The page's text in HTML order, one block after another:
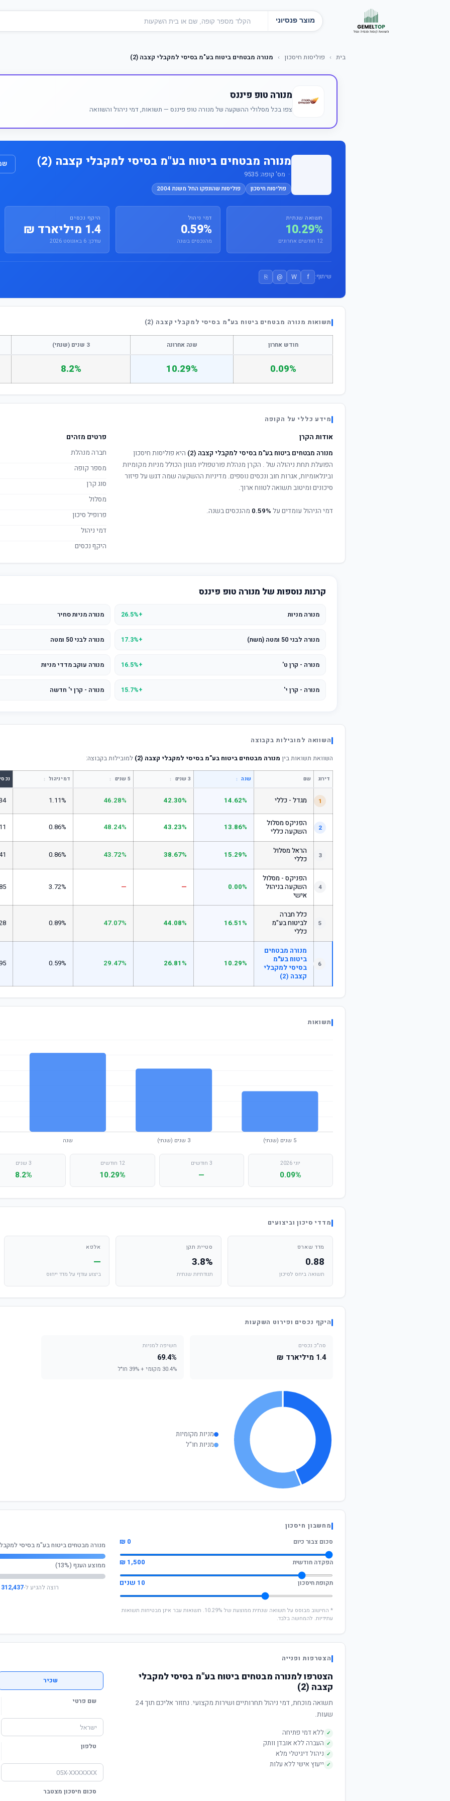
מוצר פנסיוני
בית › פוליסות חיסכון › מנורה מבטחים ביטוח בע"מ בסיסי למקבלי קצבה (2)
מנורה טופ פיננס
צפו בכל מסלולי ההשקעה של מנורה טופ פיננס — תשואות, דמי ניהול והשוואה
מנורה מבטחים ביטוח בע"מ בסיסי למקבלי קצבה (2)
· מס' קופה: 9535
פוליסות חיסכון פוליסות שהונפקו החל משנת 2004
תשואה שנתית
10.29%
12 חודשים אחרונים
דמי ניהול
0.59%
מהנכסים בשנה
היקף נכסים
1.4 מיליארד ₪
עודכן: 6 באוגוסט 2026
שיתוף: f
W
@
⎘
תשואות מנורה מבטחים ביטוח בע"מ בסיסי למקבלי קצבה (2)
חודש אחרון שנה אחרונה 3 שנים (שנתי)
0.09%
10.29%
8.2%
מידע כללי על הקופה
אודות הקרן
מנורה מבטחים ביטוח בע"מ בסיסי למקבלי קצבה (2)
היא פוליסות חיסכון
הפועלת תחת ניהולה של . הקרן מנהלת פורטפוליו מגוון הכולל מניות מקומיות
ובינלאומיות, אגרות חוב ונכסים נוספים. מדיניות ההשקעה שמה דגש על פיזור
סיכונים ומיטוב תשואה לטווח ארוך.
דמי הניהול עומדים על 0.59% מהנכסים בשנה.
פרטים מזהים
חברה מנהלת
מספר קופה
סוג קרן
מסלול
פרופיל סיכון
דמי ניהול
היקף נכסים
קרנות נוספות של מנורה טופ פיננס
מנורה מניות +26.5% מנורה מניות סחיר
מנורה לבני 50 ומטה (משת) +17.3% מנורה לבני 50 ומטה
מנורה - קרן ט' +16.5% מנורה עוקב מדדי מניות
מנורה - קרן י' +15.7% מנורה - קרן י' חדשה
השוואה למובילות בקבוצה
השוואת תשואות בין מנורה מבטחים ביטוח בע"מ בסיסי למקבלי קצבה (2) למובילות בקבוצה:
דירוג שם שנה ↕ 3 שנים ↕ 5 שנים ↕ דמי ניהול ↕
1 מגדל - כללי 14.62%
42.30%
46.28%
1.11%
2
הפניקס מסלול
השקעה כללי
13.86%
43.23%
48.24%
0.86%
3
הראל מסלול
כללי
15.29%
38.67%
43.72%
0.86%
4
הפניקס - מסלול
השקעה בניהול
אישי
0.00%
—
—
3.72%
5
כלל חברה
לביטוח בע"מ
כללי
16.51%
44.08%
47.07%
0.89%
6
מנורה מבטחים
ביטוח בע"מ
בסיסי למקבלי
קצבה (2)
10.29%
26.81%
29.47%
0.59%
תשואות
יוני 2026
0.09%
3 חודשים
—
12 חודשים
10.29%
3 שנים
8.2%
מדדי סיכון וביצועים
מדד שארפ
0.88
תשואה ביחס לסיכון
סטיית תקן
3.8%
תנודתיות שנתית
אלפא
—
ביצוע עודף על מדד ייחוס
היקף נכסים ופירוט השקעות
סה"כ נכסים
1.4 מיליארד ₪
חשיפה למניות
69.4%
30.4% מקומי + 39% חו"ל
מניות מקומיות
מניות חו"ל
מחשבון חיסכון
סכום צבור כיום
0 ₪
הפקדה חודשית 1,500 ₪
תקופת חיסכון 10 שנים
* החישוב מבוסס על תשואה שנתית ממוצעת של 10.29%. תשואות עבר אינן מבטיחות תשואות
עתידיות. להמחשה בלבד.
מנורה מבטחים ביטוח בע"מ בסיסי
ממוצע הענף (13%)
רוצה להגיע ל-312,437 ₪
הצטרפות ופנייה
הצטרפו למנורה מבטחים ביטוח בע"מ בסיסי למקבלי
קצבה (2)
תשואה מוכחת, דמי ניהול תחרותיים ושירות מקצועי. נחזור אליכם תוך 24
שעות.
✓ ללא דמי פתיחה
✓ העברה ללא אובדן וותק
✓ ניהול דיגיטלי מלא
✓ ייעוץ אישי ללא עלות
שכיר
שם פרטי
טלפון
סכום חיסכון מצטבר